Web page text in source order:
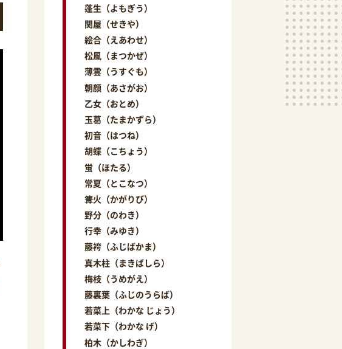
蓬生（よもぎう）
関屋（せきや）
絵合（えあわせ）
松風（まつかぜ）
薄雲（うすぐも）
朝顔（あさがお）
乙女（おとめ）
玉葛（たまかずら）
初音（はつね）
胡蝶（こちょう）
蛍（ほたる）
常夏（とこなつ）
篝火（かがりび）
野分（のわき）
行幸（みゆき）
藤袴（ふじばかま）
真木柱（まきばしら）
梅枝（うめがえ）
藤裏葉（ふじのうらば）
若菜上（わかな じょう）
若菜下（わかな げ）
柏木（かしわぎ）